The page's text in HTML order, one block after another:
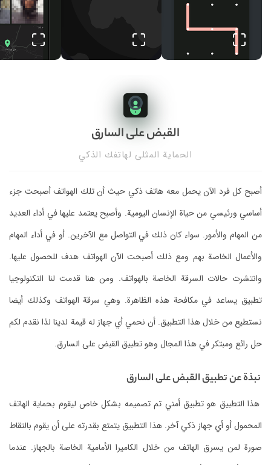
القبض على السارق
الحماية المثلى لهاتفك الذكي
أصبح كل فرد الآن يحمل معه هاتف ذكي حيث أن تلك الهواتف أصبحت جزء
أساسي ورئيسي من حياة الإنسان اليومية. وأصبح يعتمد عليها في أداء العديد
من المهام والأمور. سواء كان ذلك في التواصل مع الآخرين. أو في أداء المهام
والأعمال الخاصة بهم ومع ذلك أصبحت الآن الهواتف هدف للحصول عليها.
وانتشرت حالات السرقة الخاصة بالهواتف. ومن هنا قدمت لنا التكنولوجيا
تطبيق يساعد في مكافحة هذه الظاهرة. وهي سرقة الهواتف وكذلك أيضا
نستطيع من خلال هذا التطبيق. أن نحمي أي جهاز له قيمة لدينا لذا نقدم لكم
حل رائع ومبتكر في هذا المجال وهو تطبيق القبض على السارق.
نبذة عن تطبيق القبض على السارق
هذا التطبيق هو تطبيق أمني تم تصميمه بشكل خاص ليقوم بحماية الهاتف
المحمول أو أي جهاز ذكي آخر. هذا التطبيق يتمتع بقدرته على أن يقوم بالتقاط
صورة لمن يسرق الهاتف من خلال الكاميرا الأمامية الخاصة بالجهاز. عندما